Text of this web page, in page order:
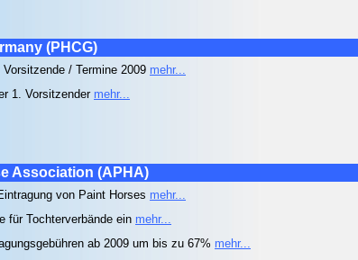
(PHCG)
/ Termine 2009 mehr...
1. Vorsitzender mehr...
Association (APHA)
von Paint Horses mehr...
für Tochterverbände ein mehr...
ab 2009 um bis zu 67% mehr...